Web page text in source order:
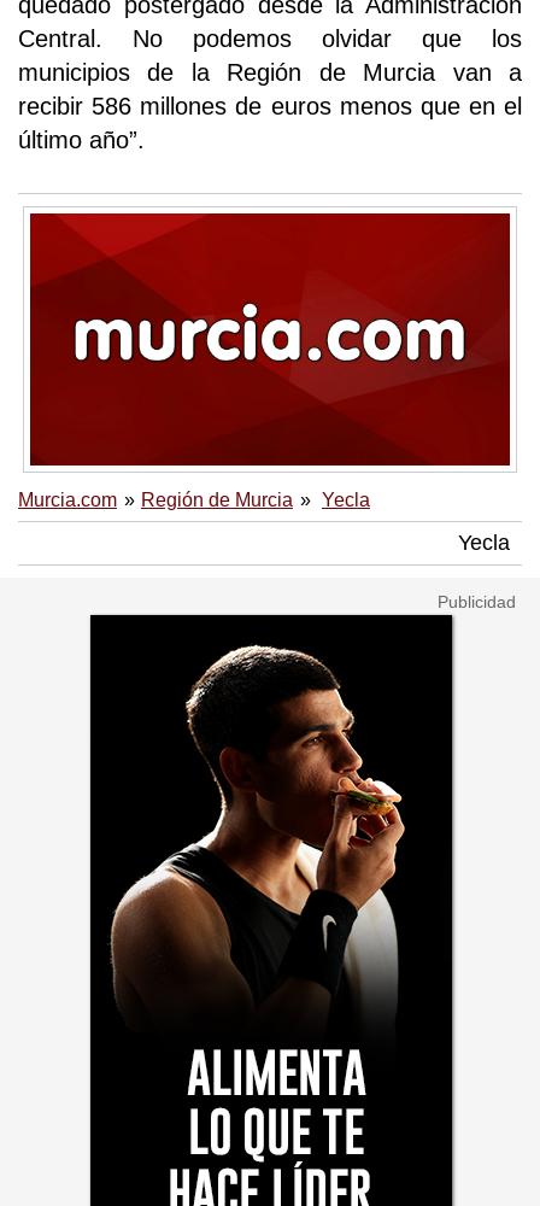
Central. No podemos olvidar que los
municipios de la Región de Murcia van a
recibir 586 millones de euros menos que en el
último año”.
Murcia.com Región de Murcia Yecla
Yecla